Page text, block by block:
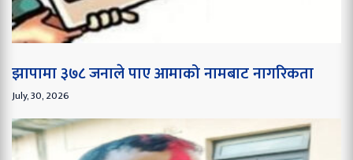
झापामा ३७८ जनाले पाए आमाको नामबाट नागरिकता
July, 30, 2026